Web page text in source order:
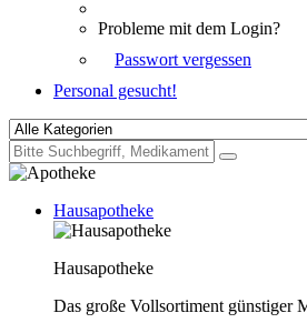
Probleme mit dem Login?
Passwort vergessen
Personal gesucht!
Hausapotheke
Hausapotheke
Das große Vollsortiment günstiger